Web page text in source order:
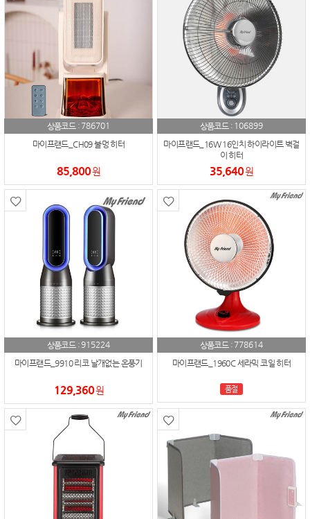
상품코드 : 786701
마이프랜드_CH09 불멍 히터
85,800원
상품코드 : 106899
마이프랜드_16W 16인치 하이라이트 벽걸
이 히터
35,640원
상품코드 :915224
마이프랜드_9910 리코 날개없는 온풍기
129,360원
상품코드 : 778614
마이프랜드_1960C 세라믹 코일 히터
품절